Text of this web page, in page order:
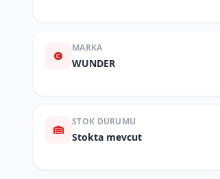
MARKA
WUNDER
STOK DURUMU
Stokta mevcut